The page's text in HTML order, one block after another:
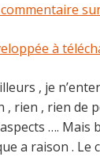
à
, je
, rien , rien de
…. Mais
a raison . Le